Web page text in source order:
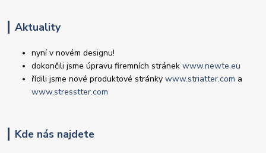
Aktuality
nyní v novém designu!
dokončili jsme úpravu firemních stránekwww.newte.eu
řídili jsme nové produktové stránkywww.striatter.com a
www.stresstter.com
Kde nás najdete